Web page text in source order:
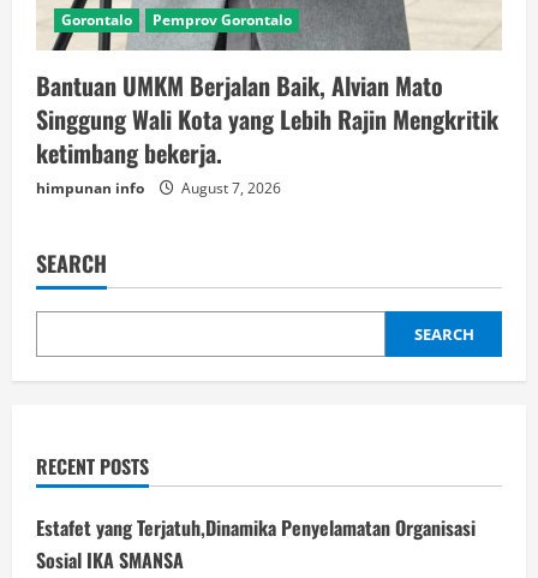
Gorontalo Pemprov Gorontalo
Bantuan UMKM Berjalan Baik, Alvian Mato
Singgung Wali Kota yang Lebih Rajin Mengkritik
ketimbang bekerja.
himpunan info August 7, 2026
SEARCH
SEARCH
RECENT POSTS
Estafet yang Terjatuh,Dinamika Penyelamatan Organisasi
Sosial IKA SMANSA